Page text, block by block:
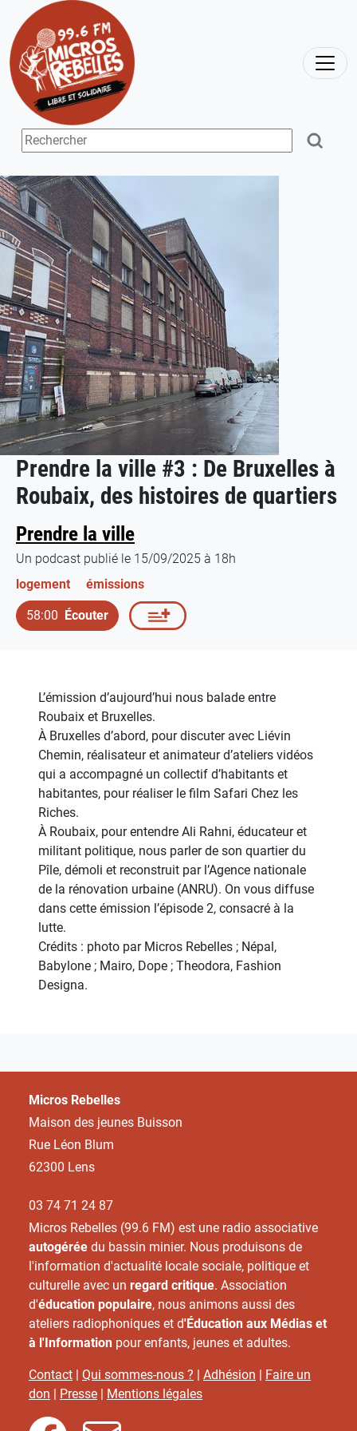
Prendre la ville #3 : De Bruxelles à
Roubaix, des histoires de quartiers
Prendre la ville
Un podcast publié le 15/09/2025 à 18h
logement
émissions
58:00 Écouter
L’émission d’aujourd’hui nous balade entre
Roubaix et Bruxelles.
À Bruxelles d’abord, pour discuter avec Liévin
Chemin, réalisateur et animateur d’ateliers vidéos
qui a accompagné un collectif d’habitants et
habitantes, pour réaliser le film Safari Chez les
Riches.
À Roubaix, pour entendre Ali Rahni, éducateur et
militant politique, nous parler de son quartier du
Pîle, démoli et reconstruit par l’Agence nationale
de la rénovation urbaine (ANRU). On vous diffuse
dans cette émission l’épisode 2, consacré à la
lutte.
Crédits : photo par Micros Rebelles ; Népal,
Babylone ; Mairo, Dope ; Theodora, Fashion
Designa.
Micros Rebelles
Maison des jeunes Buisson
Rue Léon Blum
62300 Lens
03 74 71 24 87
Micros Rebelles (99.6 FM) est une radio associative
autogérée du bassin minier. Nous produisons de
l'information d'actualité locale sociale, politique et
culturelle avec un regard critique. Association
d'éducation populaire, nous animons aussi des
ateliers radiophoniques et d'Éducation aux Médias et
à l'Information pour enfants, jeunes et adultes.
Contact | Qui sommes-nous ? | Adhésion | Faire un
don | Presse | Mentions légales